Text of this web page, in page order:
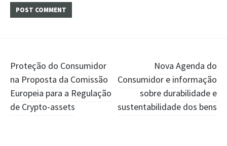
Post
navigation
Proteção do Consumidor
na Proposta da Comissão
Europeia para a Regulação
de Crypto-assets
Nova Agenda do
Consumidor e informação
sobre durabilidade e
sustentabilidade dos bens